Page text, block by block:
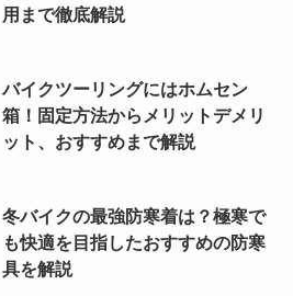
用まで徹底解説
バイクツーリングにはホムセン
箱！固定方法からメリットデメリ
ット、おすすめまで解説
冬バイクの最強防寒着は？極寒で
も快適を目指したおすすめの防寒
具を解説